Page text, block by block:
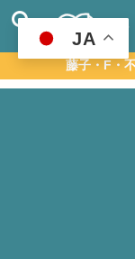
藤子・F・
JA